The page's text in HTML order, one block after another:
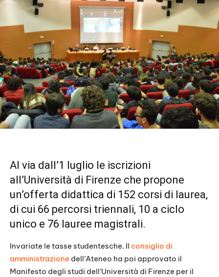
Al via dall’1 luglio le iscrizioni
all’Università di Firenze che propone
un’offerta didattica di 152 corsi di laurea,
di cui 66 percorsi triennali, 10 a ciclo
unico e 76 lauree magistrali.
Invariate le tasse studentesche. Il consiglio di
amministrazione dell’Ateneo ha poi approvato il
Manifesto degli studi dell’Università di Firenze per il